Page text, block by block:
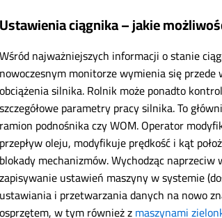
Ustawienia ciągnika – jakie
Wśród najważniejszych informacji o stanie
nowoczesnym monitorze wymienia się
obciążenia silnika. Rolnik może ponadto
szczegółowe parametry pracy silnika. To
ramion podnośnika czy WOM. Operator
przepływ oleju, modyfikuje prędkość i kąt
blokady mechanizmów. Wychodząc
zapisywanie ustawień maszyny w systemie
ustawiania i przetwarzania danych na nowo
osprzętem, w tym również zmaszynami